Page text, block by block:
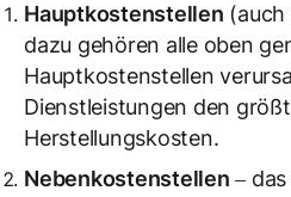
Hauptkostenstellen
dazu gehören alle oben
Hauptkostenstellen
Dienstleistungen den
Herstellungskosten.
Nebenkostenstellen–